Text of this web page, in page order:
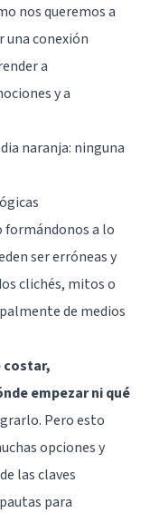
nos queremos a
una conexión
a
y a
naranja: ninguna
formándonos a lo
ser erróneas y
clichés, mitos o
de medios
costar,
empezar ni qué
Pero esto
opciones y
las claves
para